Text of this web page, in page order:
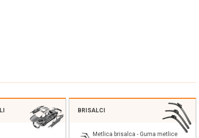
BRISALCI
Metlica brisalca - Guma metlice